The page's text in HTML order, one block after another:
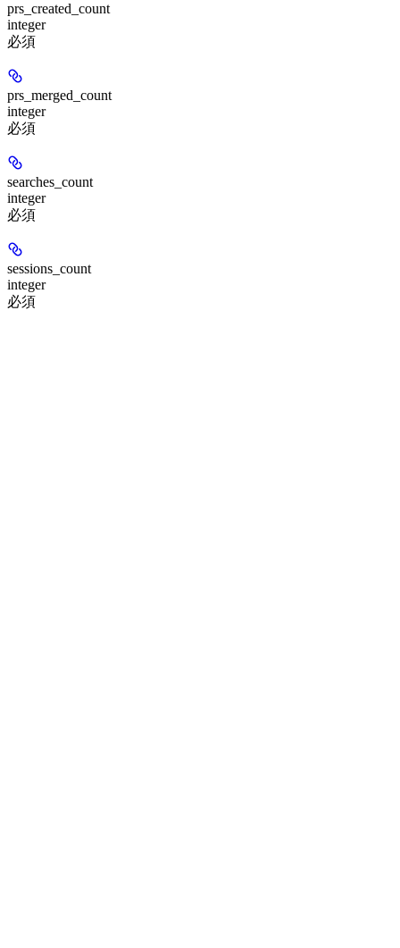
prs_created_count
integer
必須
prs_merged_count
integer
必須
searches_count
integer
必須
sessions_count
integer
必須